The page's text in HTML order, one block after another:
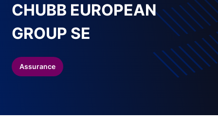
CHUBB EUROPEAN
GROUP SE
Assurance